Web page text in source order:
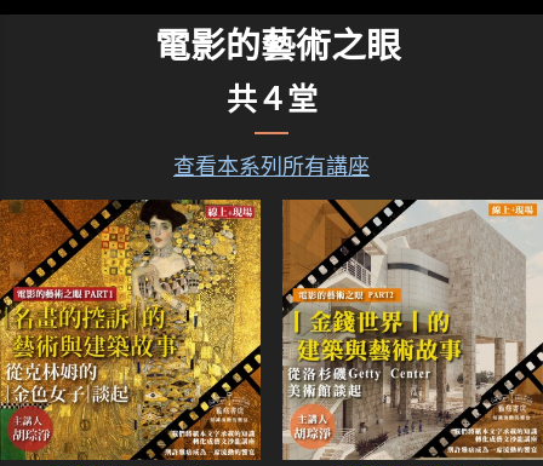
電影的藝術之眼
共４堂
查看本系列所有講座